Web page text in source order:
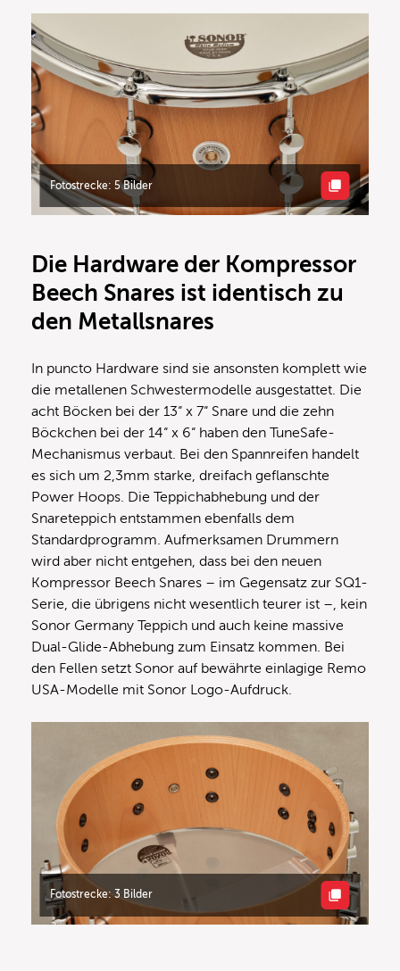
Fotostrecke: 5 Bilder
Die Hardware der Kompressor
Beech Snares ist identisch zu
den Metallsnares
In puncto Hardware sind sie ansonsten komplett wie
die metallenen Schwestermodelle ausgestattet. Die
acht Böcken bei der 13“ x 7“ Snare und die zehn
Böckchen bei der 14“ x 6“ haben den TuneSafe-
Mechanismus verbaut. Bei den Spannreifen handelt
es sich um 2,3mm starke, dreifach geflanschte
Power Hoops. Die Teppichabhebung und der
Snareteppich entstammen ebenfalls dem
Standardprogramm. Aufmerksamen Drummern
wird aber nicht entgehen, dass bei den neuen
Kompressor Beech Snares – im Gegensatz zur SQ1-
Serie, die übrigens nicht wesentlich teurer ist –, kein
Sonor Germany Teppich und auch keine massive
Dual-Glide-Abhebung zum Einsatz kommen. Bei
den Fellen setzt Sonor auf bewährte einlagige Remo
USA-Modelle mit Sonor Logo-Aufdruck.
Fotostrecke: 3 Bilder